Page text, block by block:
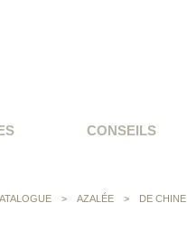
CONSEILS
> AZALÉE > DE CHINE